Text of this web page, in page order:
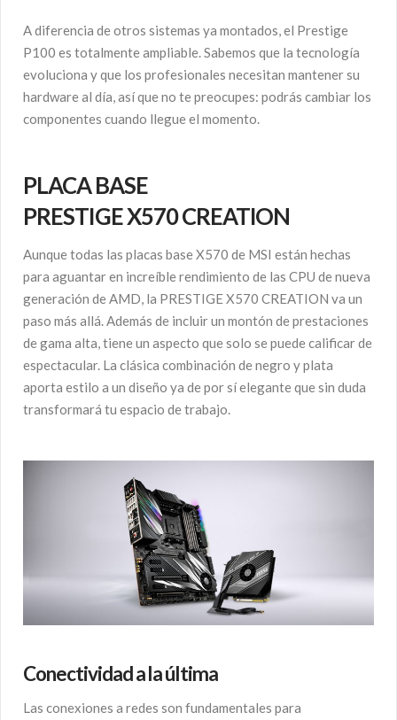
A diferencia de otros sistemas ya montados, el Prestige
P100 es totalmente ampliable. Sabemos que la tecnología
evoluciona y que los profesionales necesitan mantener su
hardware al día, así que no te preocupes: podrás cambiar los
componentes cuando llegue el momento.
PLACA BASE
PRESTIGEX570CREATION
Aunque todas las placas base X570 de MSI están hechas
para aguantar en increíble rendimiento de las CPU de nueva
generación de AMD, la PRESTIGE X570 CREATION va un
paso más allá. Además de incluir un montón de prestaciones
de gama alta, tiene un aspecto que solo se puede calificar de
espectacular. La clásica combinación de negro y plata
aporta estilo a un diseño ya de por sí elegante que sin duda
transformará tu espacio de trabajo.
Conectividad a la última
Las conexiones a redes son fundamentales para